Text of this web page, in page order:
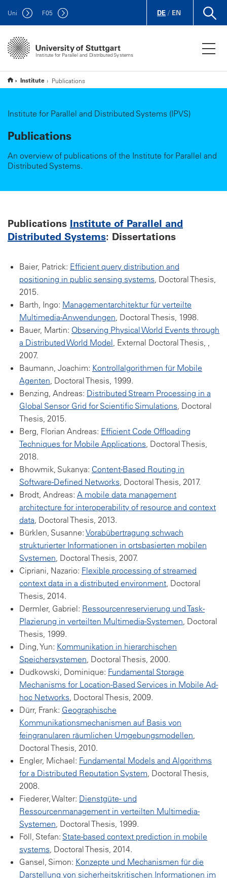
Institute for Parallel and Distributed Systems
Uni F05 DE / EN
Institute Publications
Institute for Parallel and Distributed Systems (IPVS)
Publications
An overview of publications of the Institute for Parallel and
Distributed Systems.
Publications Institute of Parallel and
Distributed Systems: Dissertations
Baier, Patrick: Efficient query distribution and
positioning in public sensing systems, Doctoral Thesis,
2015.
Barth, Ingo: Managementarchitektur für verteilte
Multimedia-Anwendungen, Doctoral Thesis, 1998.
Bauer, Martin: Observing Physical World Events through
a Distributed World Model, External Doctoral Thesis, ,
2007.
Baumann, Joachim: Kontrollalgorithmen für Mobile
Agenten, Doctoral Thesis, 1999.
Benzing, Andreas: Distributed Stream Processing in a
Global Sensor Grid for Scientific Simulations, Doctoral
Thesis, 2015.
Berg, Florian Andreas: Efficient Code Offloading
Techniques for Mobile Applications, Doctoral Thesis,
2018.
Bhowmik, Sukanya: Content-Based Routing in
Software-Defined Networks, Doctoral Thesis, 2017.
Brodt, Andreas: A mobile data management
architecture for interoperability of resource and context
data, Doctoral Thesis, 2013.
Bürklen, Susanne: Vorabübertragung schwach
strukturierter Informationen in ortsbasierten mobilen
Systemen, Doctoral Thesis, 2007.
Cipriani, Nazario: Flexible processing of streamed
context data in a distributed environment, Doctoral
Thesis, 2014.
Dermler, Gabriel: Ressourcenreservierung und Task-
Plazierung in verteilten Multimedia-Systemen, Doctoral
Thesis, 1999.
Ding, Yun: Kommunikation in hierarchischen
Speichersystemen, Doctoral Thesis, 2000.
Dudkowski, Dominique: Fundamental Storage
Mechanisms for Location-Based Services in Mobile Ad-
hoc Networks, Doctoral Thesis, 2009.
Dürr, Frank: Geographische
Kommunikationsmechanismen auf Basis von
feingranularen räumlichen Umgebungsmodellen,
Doctoral Thesis, 2010.
Engler, Michael: Fundamental Models and Algorithms
for a Distributed Reputation System, Doctoral Thesis,
2008.
Fiederer, Walter: Dienstgüte- und
Ressourcenmanagement in verteilten Multimedia-
Systemen, Doctoral Thesis, 1999.
Föll, Stefan: State-based context prediction in mobile
systems, Doctoral Thesis, 2014.
Gansel, Simon: Konzepte und Mechanismen für die
Darstellung von sicherheitskritischen Informationen im